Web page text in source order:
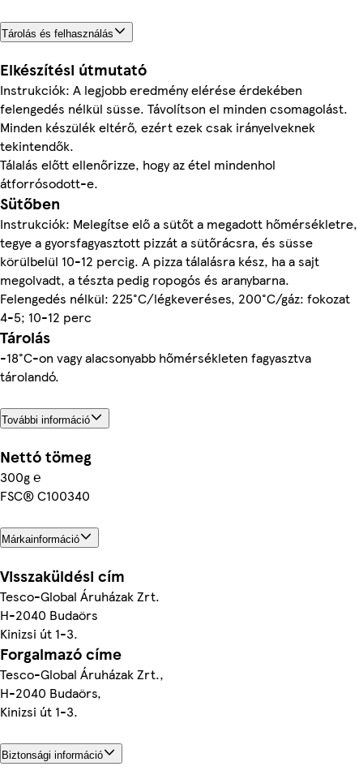
Tárolás és felhasználás
Elkészítési útmutató
Instrukciók: A legjobb eredmény elérése érdekében
felengedés nélkül süsse. Távolítson el minden csomagolást.
Minden készülék eltérő, ezért ezek csak irányelveknek
tekintendők.
Tálalás előtt ellenőrizze, hogy az étel mindenhol
átforrósodott-e.
Sütőben
Instrukciók: Melegítse elő a sütőt a megadott hőmérsékletre,
tegye a gyorsfagyasztott pizzát a sütőrácsra, és süsse
körülbelül 10-12 percig. A pizza tálalásra kész, ha a sajt
megolvadt, a tészta pedig ropogós és aranybarna.
Felengedés nélkül: 225°C/légkeveréses, 200°C/gáz: fokozat
4-5; 10-12 perc
Tárolás
-18°C-on vagy alacsonyabb hőmérsékleten fagyasztva
tárolandó.
További információ
Nettó tömeg
300g ℮
FSC® C100340
Márkainformáció
Visszaküldési cím
Tesco-Global Áruházak Zrt.
H-2040 Budaörs
Kinizsi út 1-3.
Forgalmazó címe
Tesco-Global Áruházak Zrt.,
H-2040 Budaörs,
Kinizsi út 1-3.
Biztonsági információ